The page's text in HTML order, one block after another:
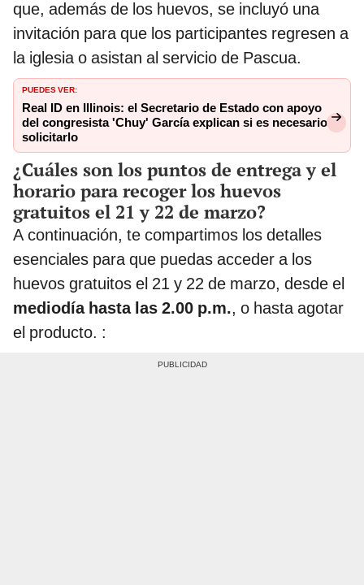
que, además de los huevos, se incluyó una
invitación para que los participantes regresen a
la iglesia o asistan al servicio de Pascua.
PUEDES VER:
Real ID en Illinois: el Secretario de Estado con apoyo
del congresista 'Chuy' García explican si es necesario
solicitarlo
¿Cuáles son los puntos de entrega y el
horario para recoger los huevos
gratuitos el 21 y 22 de marzo?
A continuación, te compartimos los detalles
esenciales para que puedas acceder a los
huevos gratuitos el 21 y 22 de marzo, desde el
mediodía hasta las 2.00 p.m., o hasta agotar
el producto. :